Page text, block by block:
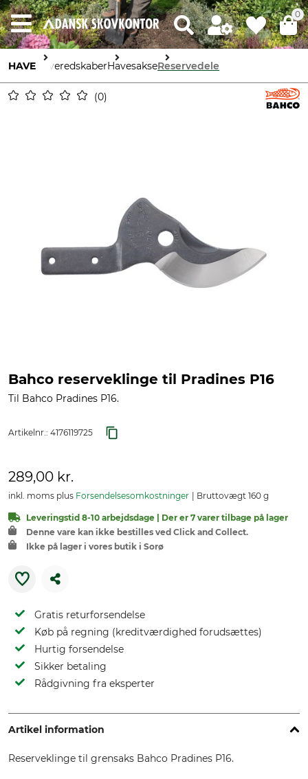
0
HAVE HaveredskaberHavesakseReservedele
0
Bahco reserveklinge til Pradines P16
Til Bahco Pradines P16.
Artikelnr.: 4176119725
289,00 kr.
inkl. moms plus Forsendelsesomkostninger Bruttovægt 160 g
Leveringstid 8-10 arbejdsdage | Der er 7 varer tilbage på lager
Denne vare kan ikke bestilles ved Click and Collect.
Ikke på lager i vores butik i Sorø
Gratis returforsendelse
Køb på regning (kreditværdighed forudsættes)
Hurtig forsendelse
Sikker betaling
Rådgivning fra eksperter
Artikel information
Reserveklinge til grensaks Bahco Pradines P16.